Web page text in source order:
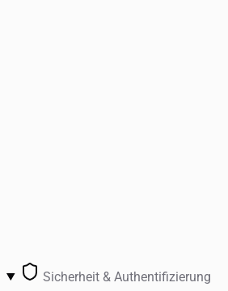
Sicherheit & Authentifizierung